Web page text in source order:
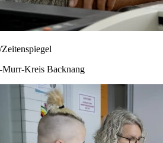
Murr-Kreis Backnang